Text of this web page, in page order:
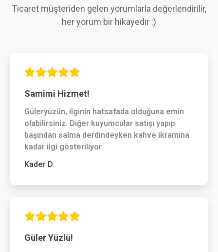
Ticaret müşteriden gelen yorumlarla değerlendirilir,
her yorum bir hikayedir :)
Samimi Hizmet!
Güleryüzün, ilginin hatsafada olduğuna emin
olabilirsiniz. Diğer kuyumcular satışı yapıp
başından salma derdindeyken kahve ikramına
kadar ilgi gösteriliyor.
Kader D.
Güler Yüzlü!